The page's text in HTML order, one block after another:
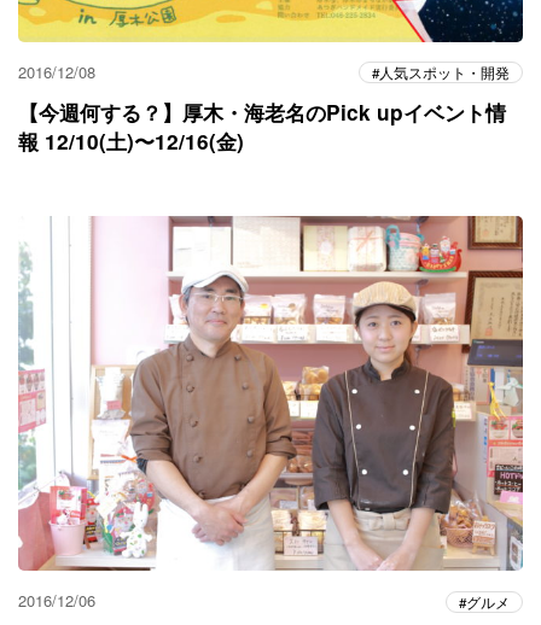
2016/12/08 人気スポット・開発
【今週何する？】厚木・海老名のPick upイベント情
報 12/10(土)〜12/16(金)
2016/12/06 グルメ